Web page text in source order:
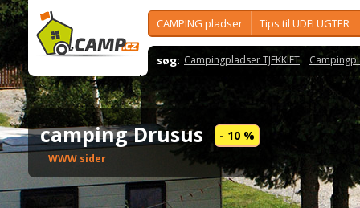
CAMPING pladser Tips til UDFLUGTER
søg: Campingpladser TJEKKIET
camping Drusus - 10 %
WWW sider